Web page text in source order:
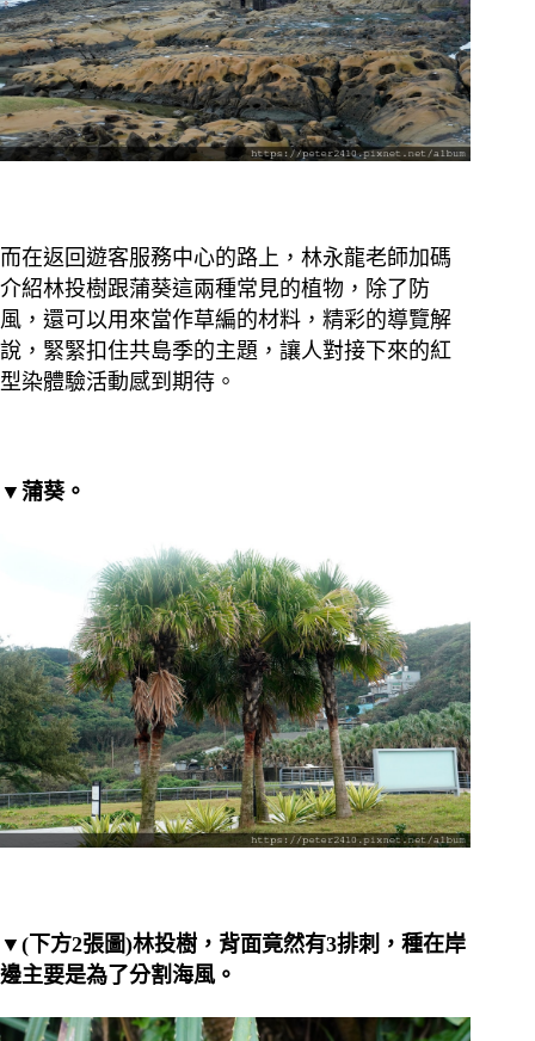
而在返回遊客服務中心的路上，林永龍老師加碼
介紹林投樹跟蒲葵這兩種常見的植物，除了防
風，還可以用來當作草編的材料，精彩的導覽解
說，緊緊扣住共島季的主題，讓人對接下來的紅
型染體驗活動感到期待。
▼蒲葵。
▼(下方2張圖)林投樹，背面竟然有3排刺，種在岸
邊主要是為了分割海風。